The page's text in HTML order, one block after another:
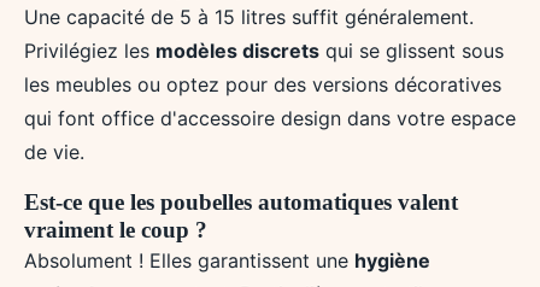
Une capacité de 5 à 15 litres suffit généralement.
Privilégiez les modèles discrets qui se glissent sous
les meubles ou optez pour des versions décoratives
qui font office d'accessoire design dans votre espace
de vie.
Est-ce que les poubelles automatiques valent
vraiment le coup ?
Absolument ! Elles garantissent une hygiène